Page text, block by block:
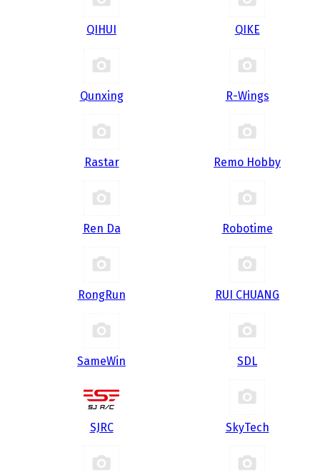
QIHUI QIKE
Qunxing R-Wings
Rastar Remo Hobby
Ren Da Robotime
RongRun RUI CHUANG
SameWin SDL
SJRC SkyTech